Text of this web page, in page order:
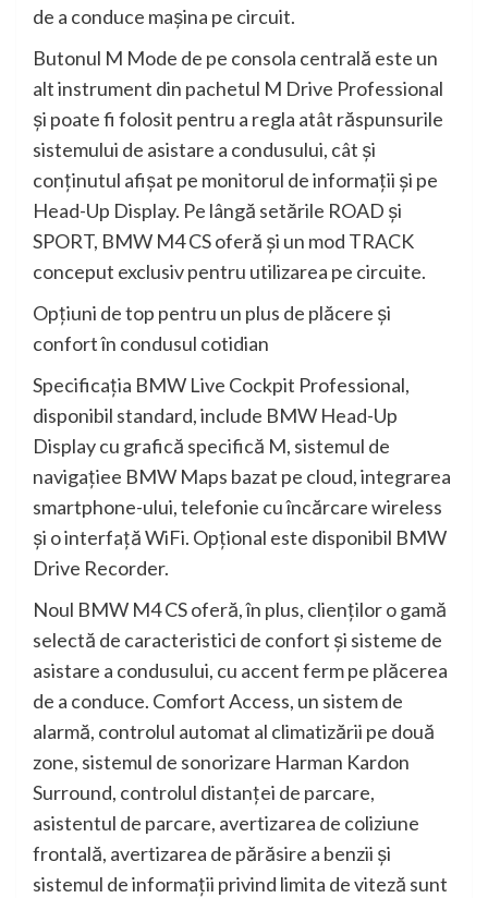
de a conduce maşina pe circuit.
Butonul M Mode de pe consola centrală este un
alt instrument din pachetul M Drive Professional
şi poate fi folosit pentru a regla atât răspunsurile
sistemului de asistare a condusului, cât şi
conţinutul afişat pe monitorul de informaţii şi pe
Head-Up Display. Pe lângă setările ROAD şi
SPORT, BMW M4 CS oferă şi un mod TRACK
conceput exclusiv pentru utilizarea pe circuite.
Opţiuni de top pentru un plus de plăcere şi
confort în condusul cotidian
Specificaţia BMW Live Cockpit Professional,
disponibil standard, include BMW Head-Up
Display cu grafică specifică M, sistemul de
navigaţiee BMW Maps bazat pe cloud, integrarea
smartphone-ului, telefonie cu încărcare wireless
şi o interfaţă WiFi. Opţional este disponibil BMW
Drive Recorder.
Noul BMW M4 CS oferă, în plus, clienţilor o gamă
selectă de caracteristici de confort şi sisteme de
asistare a condusului, cu accent ferm pe plăcerea
de a conduce. Comfort Access, un sistem de
alarmă, controlul automat al climatizării pe două
zone, sistemul de sonorizare Harman Kardon
Surround, controlul distanţei de parcare,
asistentul de parcare, avertizarea de coliziune
frontală, avertizarea de părăsire a benzii şi
sistemul de informaţii privind limita de viteză sunt